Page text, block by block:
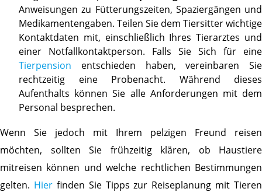
Anweisungen zu Fütterungszeiten, Spaziergängen und
Medikamentengaben. Teilen Sie dem Tiersitter wichtige
Kontaktdaten mit, einschließlich Ihres Tierarztes und
einer Notfallkontaktperson. Falls Sie Sich für eine
Tierpension entschieden haben, vereinbaren Sie
rechtzeitig eine Probenacht. Während dieses
Aufenthalts können Sie alle Anforderungen mit dem
Personal besprechen.
Wenn Sie jedoch mit Ihrem pelzigen Freund reisen
möchten, sollten Sie frühzeitig klären, ob Haustiere
mitreisen können und welche rechtlichen Bestimmungen
gelten. Hier finden Sie Tipps zur Reiseplanung mit Tieren